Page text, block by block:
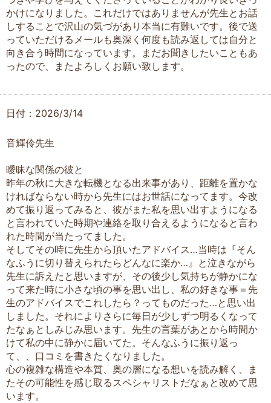
かけになりました。これだけではありませんが先生とお話
しすることで沢山の気づがあり本当に有難いです。後で送
っていただけるメールも奥深く何度も読み返しては自分と
向き合う時間になっています。まだお聞きしたいこともあ
ったので、またよろしくお願い致します。
日付：2026/3/14
音輝伶先生
曖昧な関係の彼と
昨年の秋に大きな転機となる出来事があり、距離を置かな
ければならない時から先生にはお世話になってます。今改
めて振り返ってみると、彼がまた私を思い出すようになる
と言われていた時期や連絡を取り合えるようになると言わ
れた時間が当たってました。
そしてその時に先生から頂いたアドバイス…当時は『そん
なふうに切り替えられたらどんなに楽か…』と泣きながら
先生に訴えたと思いますが、その後少し気持ちが静かにな
って来た時に小さな頃の事を思い出し、私の好きな事＝先
生のアドバイスでこれしたら？ってものだった…と思い出
しました。それによりさらに毎日が少しずつ明るくなって
たなぁとしみじみ思います。先生の言葉があとから時間か
けて私の中に静かに届いてた。そんなふうに振り返っ
て、、口コミを書きたくなりました。
心の複雑な構造や本質、奥の層になる想いを読み解く、ま
たその可能性を感じ取るスペシャリストだなぁと改めて思
います。